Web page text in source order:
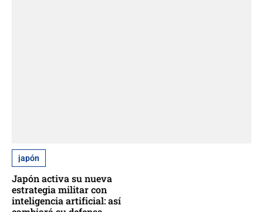
japón
Japón activa su nueva
estrategia militar con
inteligencia artificial: así